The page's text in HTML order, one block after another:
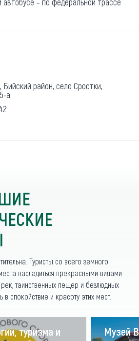
Бийский район, село Сростки,
а
Туристы со всего земного
насладиться прекрасными видами
таинственных пещер и безлюдных
в спокойствие и красоту этих мест.
туризма и
Музей